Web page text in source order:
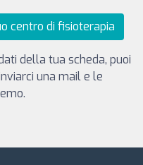
centro di fisioterapia
della tua scheda, puoi
una mail e le